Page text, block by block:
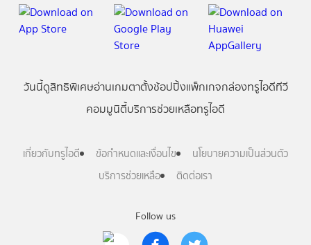
Follow us
วันนี้ดูสิทธิพิเศษอ่านเกมตาตั้งช้อปปิ้งแพ็กเกจกล่องทรูไอดีทีวี
คอมมูนิตี้บริการช่วยเหลือทรูไอดี
เกี่ยวกับทรูไอดี ข้อกำหนดและเงื่อนไข
นโยบายความเป็นส่วนตัว
บริการช่วยเหลือ
ติดต่อเรา